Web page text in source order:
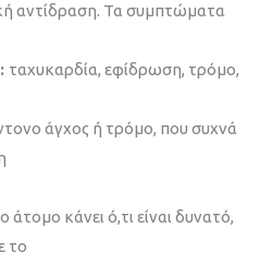
αντίδραση. Τα συμπτώματα
ταχυκαρδία, εφίδρωση, τρόμο,
άγχος ή τρόμο, που συχνά
άτομο κάνει ό,τι είναι δυνατό,
το